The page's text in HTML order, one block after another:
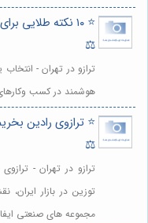
⭐️ ۱۰ نکته طلایی
⚖️
ترازو در تهران -
هوشمند در کسب
⭐️ ترازوی رادین
⚖️
ترازو در تهران -
توزین در بازار
مجموعه های صنعتی